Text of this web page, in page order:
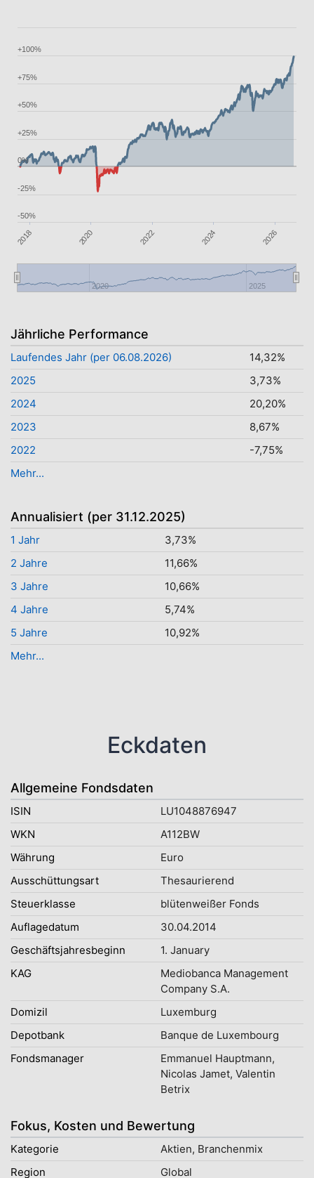
2018 2020 2022 2024 2026
2020 2025
-50%
-25%
0%
+25%
+50%
+75%
+100%
Jährliche Performance
Laufendes Jahr (per 06.08.2026)
14,32%
2025
3,73%
2024
20,20%
2023
8,67%
2022
-7,75%
Mehr...
Annualisiert (per 31.12.2025)
1 Jahr
3,73%
2 Jahre
11,66%
3 Jahre
10,66%
4 Jahre
5,74%
5 Jahre
10,92%
Mehr...
Eckdaten
Allgemeine Fondsdaten
ISIN
LU1048876947
WKN
A112BW
Währung
Euro
Ausschüttungsart
Thesaurierend
Steuerklasse
blütenweißer Fonds
Auflagedatum
30.04.2014
Geschäftsjahresbeginn
1. January
KAG
Mediobanca Management
Company S.A.
Domizil
Luxemburg
Depotbank
Banque de Luxembourg
Fondsmanager
Emmanuel Hauptmann,
Nicolas Jamet, Valentin
Betrix
Fokus, Kosten und Bewertung
Kategorie
Aktien, Branchenmix
Region
Global